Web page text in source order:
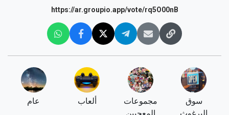
https://ar.groupio.app/vote/rq5O00nB
عام ألعاب
مجموعات
سوق